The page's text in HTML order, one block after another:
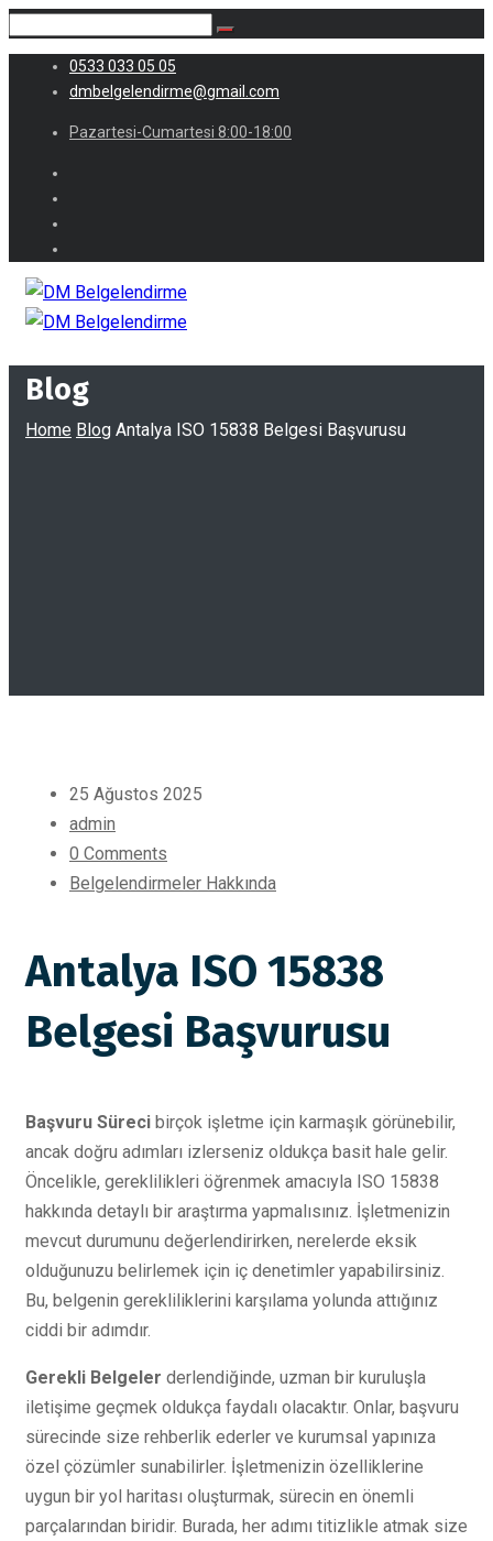
0533 033 05 05
dmbelgelendirme@gmail.com
Pazartesi-Cumartesi 8:00-18:00
Blog
Home Blog Antalya ISO 15838 Belgesi Başvurusu
25 Ağustos 2025
admin
0 Comments
Belgelendirmeler Hakkında
Antalya ISO 15838
Belgesi Başvurusu
Başvuru Süreci birçok işletme için karmaşık görünebilir,
ancak doğru adımları izlerseniz oldukça basit hale gelir.
Öncelikle, gereklilikleri öğrenmek amacıyla ISO 15838
hakkında detaylı bir araştırma yapmalısınız. İşletmenizin
mevcut durumunu değerlendirirken, nerelerde eksik
olduğunuzu belirlemek için iç denetimler yapabilirsiniz.
Bu, belgenin gerekliliklerini karşılama yolunda attığınız
ciddi bir adımdır.
Gerekli Belgeler derlendiğinde, uzman bir kuruluşla
iletişime geçmek oldukça faydalı olacaktır. Onlar, başvuru
sürecinde size rehberlik ederler ve kurumsal yapınıza
özel çözümler sunabilirler. İşletmenizin özelliklerine
uygun bir yol haritası oluşturmak, sürecin en önemli
parçalarından biridir. Burada, her adımı titizlikle atmak size